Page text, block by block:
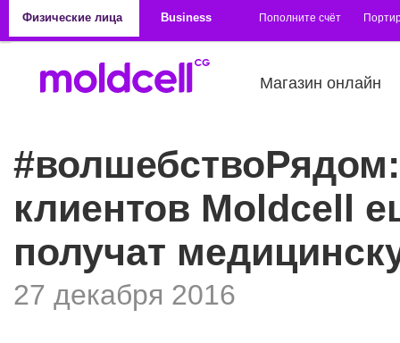
Физические лица
Business Пополните счёт
Магазин онлайн
клиентов Moldcell
получат
27 декабря 2016